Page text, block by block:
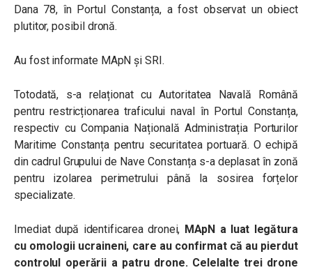
Dana 78, în Portul Constanța, a fost observat un obiect
plutitor, posibil dronă.
Au fost informate MApN și SRI.
Totodată, s-a relaționat cu Autoritatea Navală Română
pentru restricționarea traficului naval în Portul Constanța,
respectiv cu Compania Națională Administrația Porturilor
Maritime Constanța pentru securitatea portuară. O echipă
din cadrul Grupului de Nave Constanța s-a deplasat în zonă
pentru izolarea perimetrului până la sosirea forțelor
specializate.
Imediat după identificarea dronei, MApN a luat legătura
cu omologii ucraineni, care au confirmat că au pierdut
controlul operării a patru drone. Celelalte trei drone